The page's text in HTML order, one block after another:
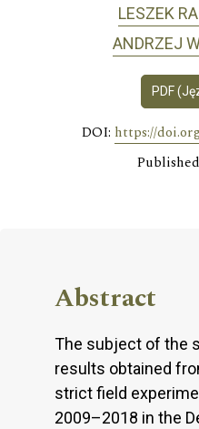
LESZEK
ANDRZEJ
PDF
DOI: https://
Abstract
The subject of the
results obtained
strict field
2009–2018 in the